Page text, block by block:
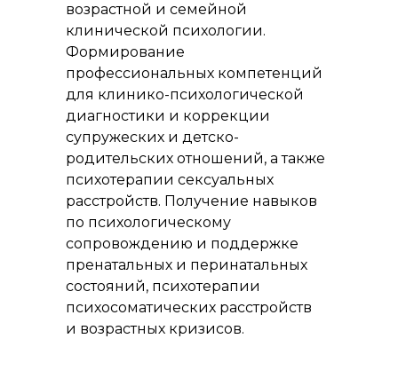
возрастной и семейной
клинической психологии.
Формирование
профессиональных компетенций
для клинико-психологической
диагностики и коррекции
супружеских и детско-
родительских отношений, а также
психотерапии сексуальных
расстройств. Получение навыков
по психологическому
сопровождению и поддержке
пренатальных и перинатальных
состояний, психотерапии
психосоматических расстройств
и возрастных кризисов.